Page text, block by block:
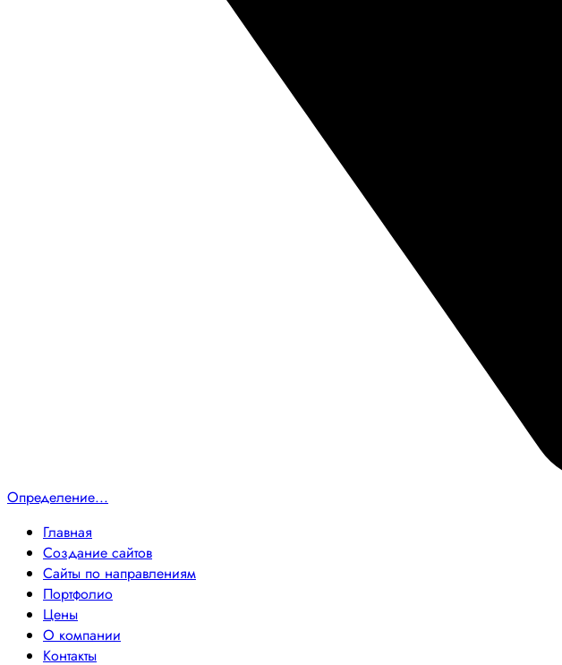
Определение...
Главная
Создание сайтов
Сайты по направлениям
Портфолио
Цены
О компании
Контакты